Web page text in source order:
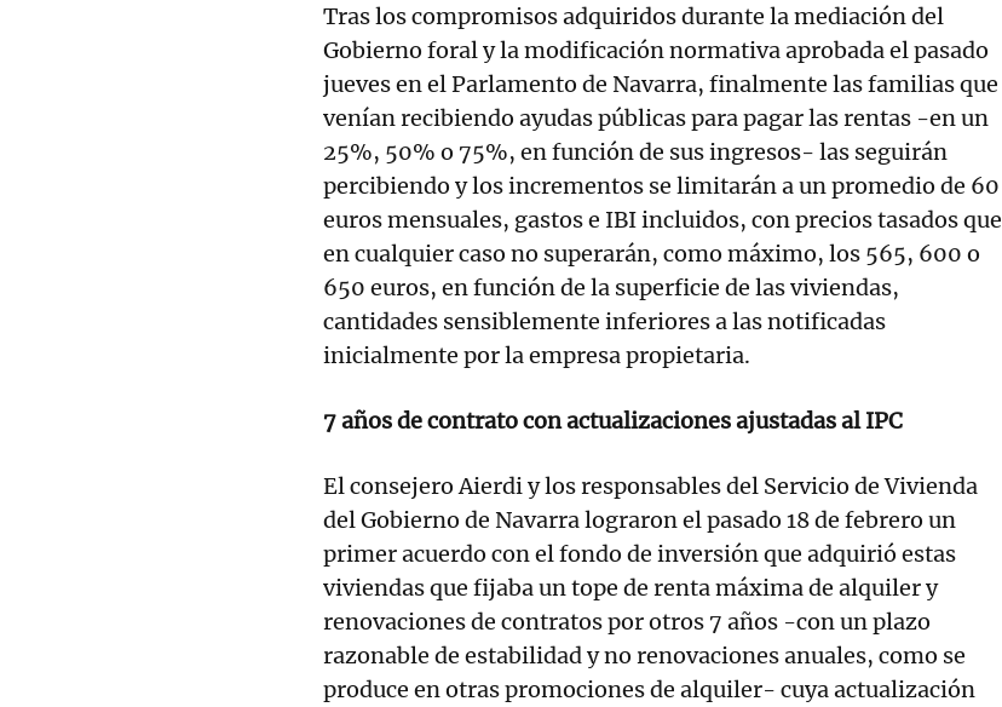
Tras los compromisos adquiridos durante la mediación del
Gobierno foral y la modificación normativa aprobada el pasado
jueves en el Parlamento de Navarra, finalmente las familias que
venían recibiendo ayudas públicas para pagar las rentas -en un
25%, 50% o 75%, en función de sus ingresos- las seguirán
percibiendo y los incrementos se limitarán a un promedio de 60
euros mensuales, gastos e IBI incluidos, con precios tasados que
en cualquier caso no superarán, como máximo, los 565, 600 o
650 euros, en función de la superficie de las viviendas,
cantidades sensiblemente inferiores a las notificadas
inicialmente por la empresa propietaria.
7 años de contrato con actualizaciones ajustadas al IPC
El consejero Aierdi y los responsables del Servicio de Vivienda
del Gobierno de Navarra lograron el pasado 18 de febrero un
primer acuerdo con el fondo de inversión que adquirió estas
viviendas que fijaba un tope de renta máxima de alquiler y
renovaciones de contratos por otros 7 años -con un plazo
razonable de estabilidad y no renovaciones anuales, como se
produce en otras promociones de alquiler- cuya actualización